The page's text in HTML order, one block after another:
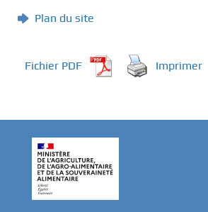
Plan du site
Fichier PDF Imprimer